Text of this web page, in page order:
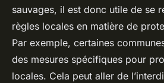
sauvages, il est donc utile de se
règles locales en matière de
Par exemple, certaines
des mesures spécifiques pour
locales. Cela peut aller de